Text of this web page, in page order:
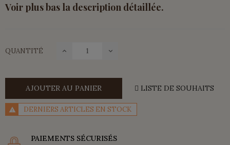
Voir plus bas la description détaillée.
QUANTITÉ
AJOUTER AU PANIER LISTE DE SOUHAITS
DERNIERS ARTICLES EN STOCK
PAIEMENTS SÉCURISÉS